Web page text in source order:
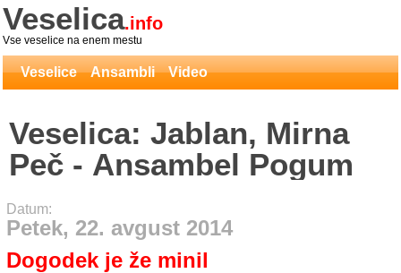
Veselica.info
Vse veselice na enem mestu
Veselice Ansambli Video
Veselica: Jablan, Mirna
Peč - Ansambel Pogum
Datum:
Petek, 22. avgust 2014
Dogodek je že minil